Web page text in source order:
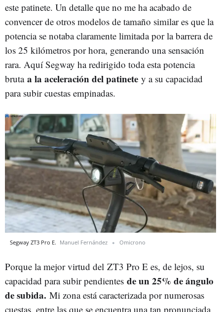
este patinete. Un detalle que no me ha acabado de
convencer de otros modelos de tamaño similar es que la
potencia se notaba claramente limitada por la barrera de
los 25 kilómetros por hora, generando una sensación
rara. Aquí Segway ha redirigido toda esta potencia
bruta a la aceleración del patinete y a su capacidad
para subir cuestas empinadas.
Segway ZT3 Pro E. Manuel Fernández Omicrono
Porque la mejor virtud del ZT3 Pro E es, de lejos, su
capacidad para subir pendientes de un 25% de ángulo
de subida. Mi zona está caracterizada por numerosas
cuestas, entre las que se encuentra una tan pronunciada